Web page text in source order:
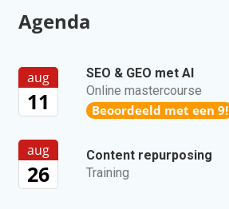
Agenda
aug
11
SEO & GEO met AI
Online mastercourse
Beoordeeld met een 9!
aug
26
Content repurposing
Training